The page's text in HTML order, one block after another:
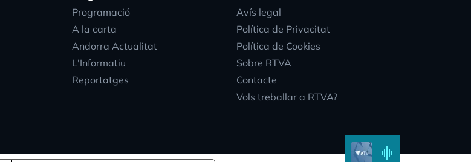
Programació
A la carta
Andorra Actualitat
L'Informatiu
Reportatges
Avís legal
Política de Privacitat
Política de Cookies
Sobre RTVA
Contacte
Vols treballar a RTVA?